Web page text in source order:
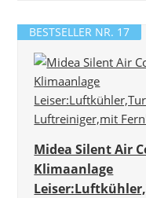
BESTSELLER NR. 17
Midea Silent Air
Klimaanlage